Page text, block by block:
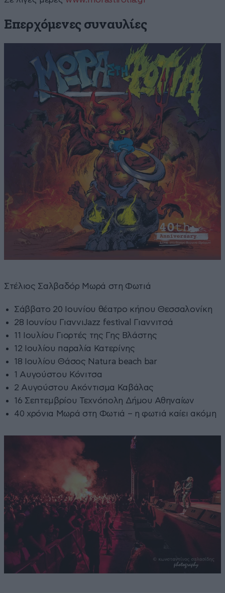
Επερχόμενες συναυλίες
Στέλιος Σαλβαδόρ Μωρά στη Φωτιά
Σάββατο 20 Ιουνίου θέατρο κήπου Θεσσαλονίκη
28 Ιουνίου ΓιαννιJazz festival Γιαννιτσά
11 Ιουλίου Γιορτές της Γης Βλάστης
12 Ιουλίου παραλία Κατερίνης
18 Ιουλίου Θάσος Natura beach bar
1 Αυγούστου Κόνιτσα
2 Αυγούστου Ακόντισμα Καβάλας
16 Σεπτεμβρίου Τεχνόπολη Δήμου Αθηναίων
40 χρόνια Μωρά στη Φωτιά – η φωτιά καίει ακόμη